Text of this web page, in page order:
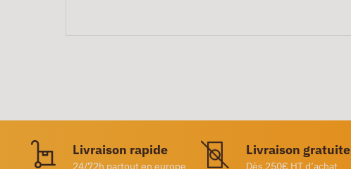
Livraison rapide
24/72h partout en europe
Livraison gratuite
Dès 250€ HT d’achat